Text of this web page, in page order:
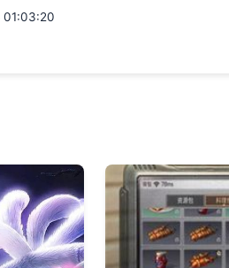
01:03:20